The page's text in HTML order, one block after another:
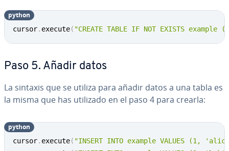
cursor. execute( "CREATE TABLE IF NOT EXISTS example
python
Paso 5. Añadir datos
La sintaxis que se utiliza para añadir datos a una tabla es
la misma que has utilizado en el paso 4 para crearla:
cursor. execute( "INSERT INTO example VALUES (1,
python